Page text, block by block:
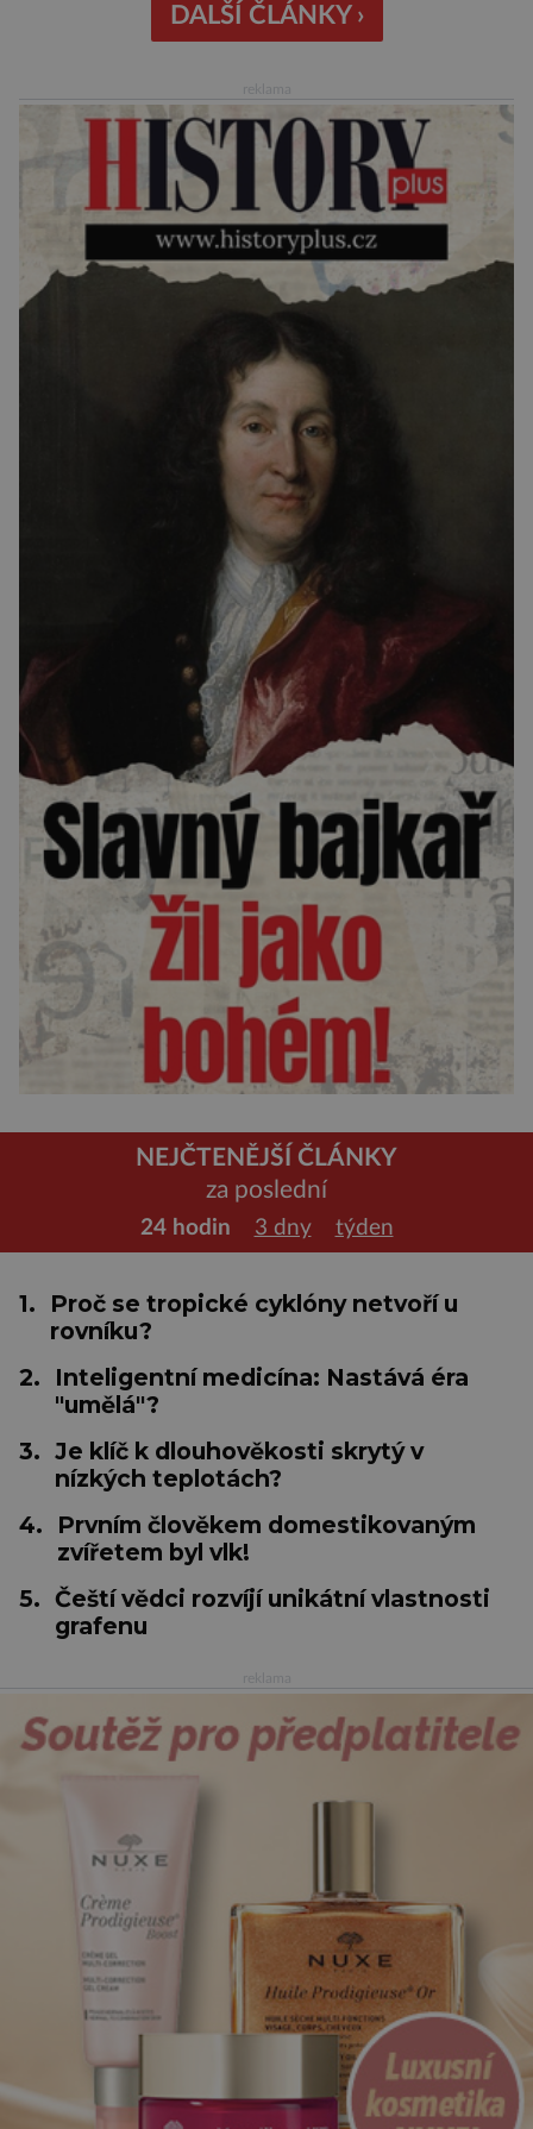
srpna jim to umožňuje rozhodnutí Ústředního
kontrolního a zkušebního ústavu zemědělského
zemědělství. Ornitologové varují, že v ohrožení
je mnoho živočichů a především […]
DALŠÍ ČLÁNKY ›
NEJČTENĚJŠÍ ČLÁNKY
za poslední
24 hodin 3 dny týden
1.
Proč se tropické cyklóny netvoří u
rovníku?
2.
Inteligentní medicína: Nastává éra
"umělá"?
3. Je klíč k dlouhověkosti skrytý v
nízkých teplotách?
4.
Prvním člověkem domestikovaným
zvířetem byl vlk!
5. Čeští vědci rozvíjí unikátní vlastnosti
grafenu